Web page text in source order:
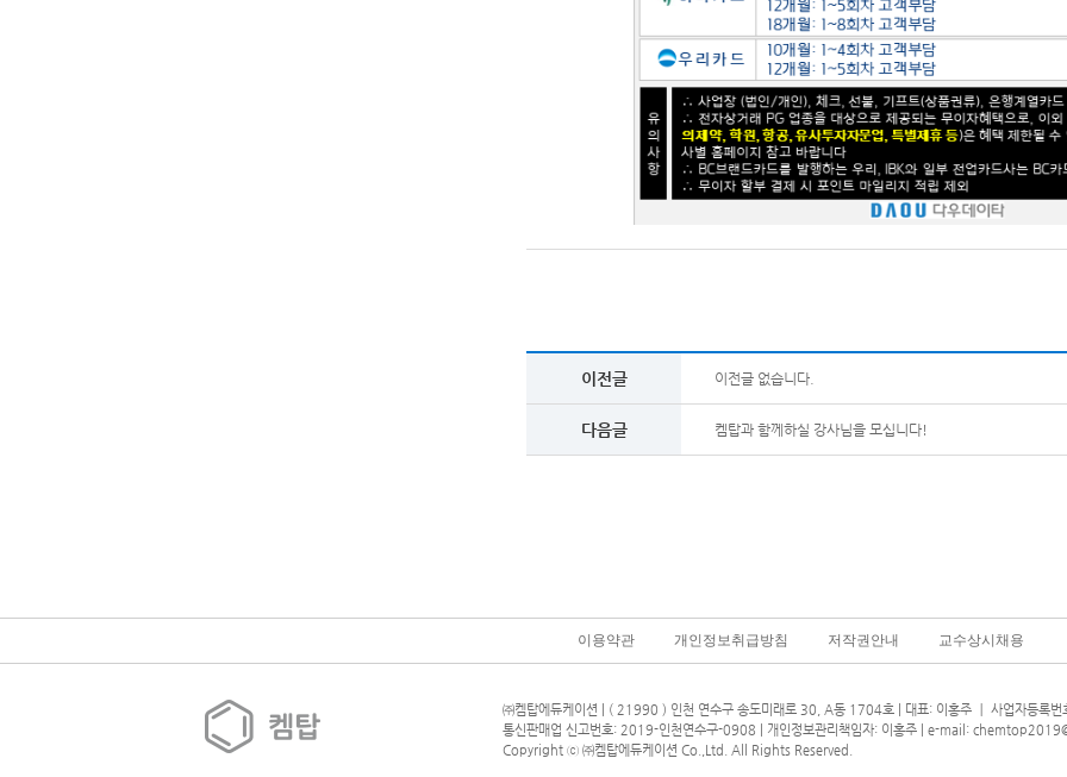
이전글 이전글 없습니다.
다음글 켐탑과 함께하실 강사님을 모십니다!
이용약관 개인정보취급방침 저작권안내 교수상시채용
㈜켐탑에듀케이션 | ( 21990 ) 인천 연수구 송도미래로 30, A동 1704호 | 대표: 이홍주 ㅣ 사업자등
통신판매업 신고번호: 2019-인천연수구-0908 | 개인정보관리책임자: 이홍주 | e-mail:
Copyright ⓒ ㈜켐탑에듀케이션 Co.,Ltd. All Rights Reserved.